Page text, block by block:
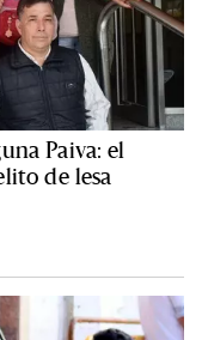
Paiva: el
de lesa